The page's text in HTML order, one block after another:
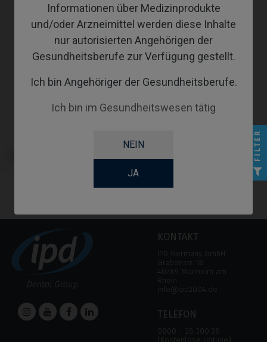
Informationen über Medizinprodukte
und/oder Arzneimittel werden diese Inhalte
nur autorisierten Angehörigen der
Gesundheitsberufe zur Verfügung gestellt.
Ich bin Angehöriger der Gesundheitsberufe.
Ich bin im Gesundheitswesen tätig
NEIN
JA
KONTAKT
IPD Germany GmbH
Grabenstr. 18
40789 Monheim am
Rhein
info@ipd2004.de
TELEFON
0800 – 28 300 28
(Kostenlose Hotline)
FILTER